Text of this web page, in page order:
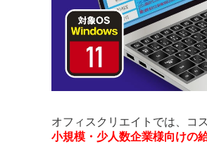
オフィスクリエイトでは、コ
小規模・少人数企業様向けの